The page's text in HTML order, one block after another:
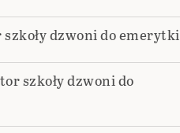
dzwoni do emerytki
szkoły dzwoni do